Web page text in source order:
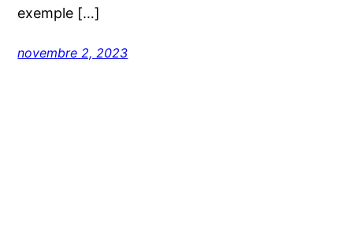
exemple […]
novembre 2, 2023